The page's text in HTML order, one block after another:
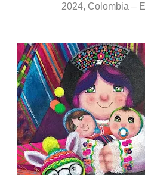
2024, Colombia –